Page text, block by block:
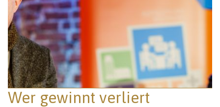
Wer gewinnt verliert